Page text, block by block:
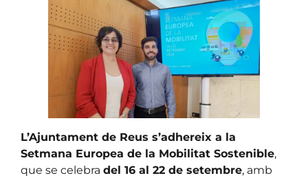
L’Ajuntament de Reus s’adhereix a la
Setmana Europea de la Mobilitat Sostenible,
que se celebra del 16 al 22 de setembre, amb